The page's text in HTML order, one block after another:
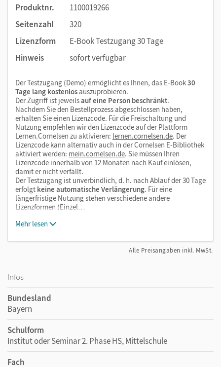
Produktnr.
1100019266
Seitenzahl
320
Lizenzform
E-Book Testzugang 30 Tage
Hinweis
sofort verfügbar
Der Testzugang (Demo) ermöglicht es Ihnen, das E-Book30
Tage lang kostenlosauszuprobieren.
Der Zugriff ist jeweilsauf eine Person beschränkt.
Nachdem Sie den Bestellprozess abgeschlossen haben,
erhalten Sie einen Lizenzcode. Für die Freischaltung und
Nutzung empfehlen wir den Lizenzcode auf der Plattform
Lernen.Cornelsen zu aktivieren: lernen.cornelsen.de. Der
Lizenzcode kann alternativ auch in der Cornelsen E-Bibliothek
aktiviert werden: mein.cornelsen.de. Sie müssen Ihren
Lizenzcode innerhalb von 12 Monaten nach Kauf einlösen,
damit er nicht verfällt.
Der Testzugang ist unverbindlich, d. h. nach Ablauf der 30 Tage
erfolgt keine automatische Verlängerung. Für eine
längerfristige Nutzung stehen verschiedene andere
Lizenzformen (Einzel…
Mehr lesen
Alle Preisangaben inkl. MwSt.
Infos
Bundesland
Bayern
Schulform
Institut oder Seminar 2. Phase HS, Mittelschule
Fach